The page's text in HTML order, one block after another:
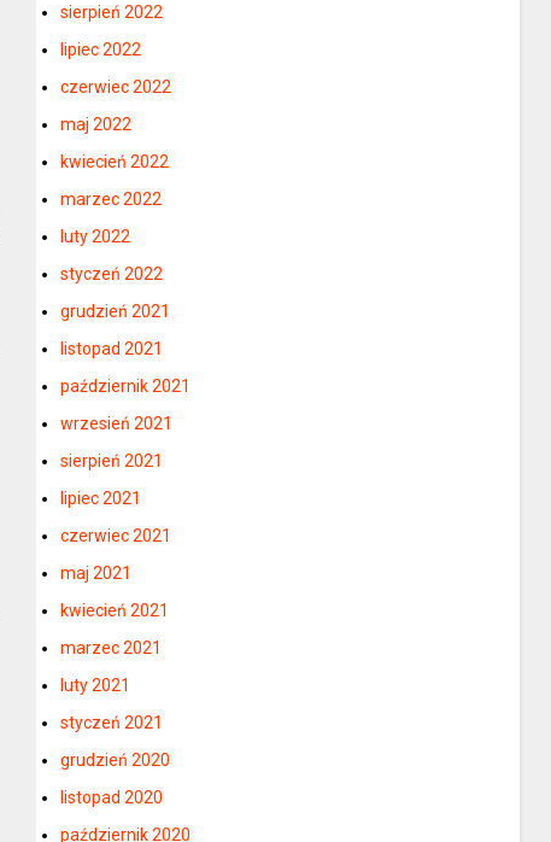
sierpień 2022
lipiec 2022
czerwiec 2022
maj 2022
kwiecień 2022
marzec 2022
luty 2022
styczeń 2022
grudzień 2021
listopad 2021
październik 2021
wrzesień 2021
sierpień 2021
lipiec 2021
czerwiec 2021
maj 2021
kwiecień 2021
marzec 2021
luty 2021
styczeń 2021
grudzień 2020
listopad 2020
październik 2020